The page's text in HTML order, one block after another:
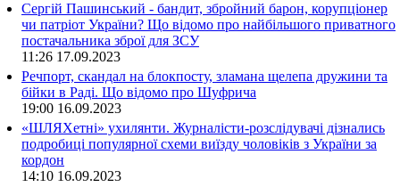
Сергій Пашинський - бандит, збройний барон, корупціонер
чи патріот України? Що відомо про найбільшого приватного
постачальника зброї для ЗСУ
11:26 17.09.2023
Речпорт, скандал на блокпосту, зламана щелепа дружини та
бійки в Раді. Що відомо про Шуфрича
19:00 16.09.2023
«ШЛЯХетні» ухилянти. Журналісти-розслідувачі дізнались
подробиці популярної схеми виїзду чоловіків з України за
кордон
14:10 16.09.2023